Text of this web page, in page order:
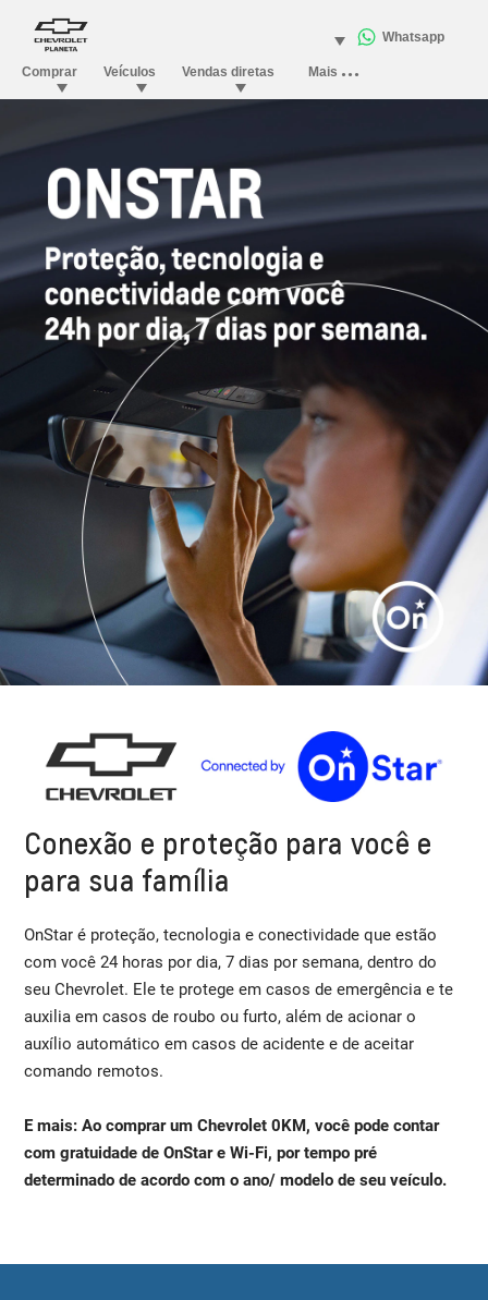
Conexão e proteção para você e
para sua família
OnStar é proteção, tecnologia e conectividade que estão
com você 24 horas por dia, 7 dias por semana, dentro do
seu Chevrolet. Ele te protege em casos de emergência e te
auxilia em casos de roubo ou furto, além de acionar o
auxílio automático em casos de acidente e de aceitar
comando remotos.
E mais: Ao comprar um Chevrolet 0KM, você pode contar
com gratuidade de OnStar e Wi-Fi, por tempo pré
determinado de acordo com o ano/ modelo de seu veículo.